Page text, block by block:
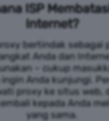
ISP
Internet?
bertindak sebagai
Anda dan
– cukup
Anda kunjungi.
proxy ke situs web,
kepada Anda
yang sama.